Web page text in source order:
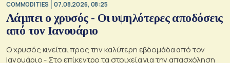
COMMODITIES 07.08.2026, 08:25
Λάμπει ο χρυσός - Οι υψηλότερες αποδόσεις
από τον Ιανουάριο
Ο χρυσός κινείται προς την καλύτερη εβδομάδα από τον
Ιανουάριο - Στο επίκεντρο τα στοιχεία για την απασχόληση